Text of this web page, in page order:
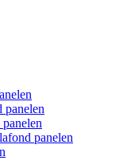
panelen
panelen